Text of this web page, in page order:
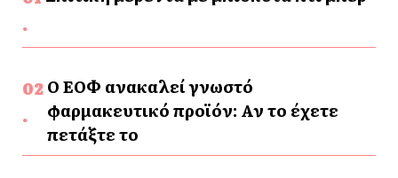
Ο ΕΟΦ ανακαλεί γνωστό
φαρμακευτικό προϊόν: Αν το έχετε
πετάξτε το